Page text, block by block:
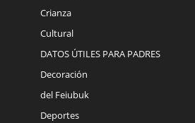
Crianza
Cultural
DATOS ÚTILES PARA PADRES
Decoración
del Feiubuk
Deportes